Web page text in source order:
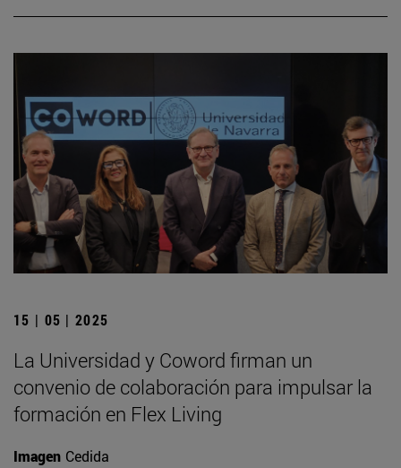
15 | 05 | 2025
La Universidad y Coword firman un
convenio de colaboración para impulsar la
formación en Flex Living
Imagen Cedida